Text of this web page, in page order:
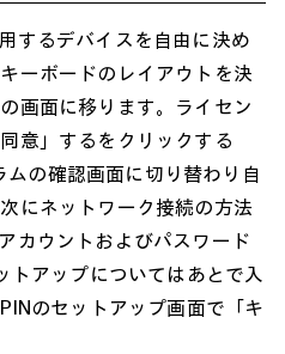
するデバイスを自由に決め
ーボードのレイアウトを決
画面に移ります。ライセン
意」するをクリックする
の確認画面に切り替わり自
にネットワーク接続の方法
カウントおよびパスワード
トアップについてはあとで入
のセットアップ画面で「キ